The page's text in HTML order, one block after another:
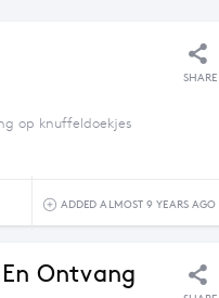
SHARE
op knuffeldoekjes
ADDED ALMOST 9 YEARS AGO
Ontvang